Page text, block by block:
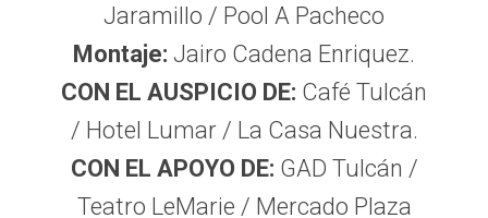
Jaramillo / Pool A Pacheco
Montaje: Jairo Cadena Enriquez.
CON EL AUSPICIO DE: Café Tulcán
/ Hotel Lumar / La Casa Nuestra.
CON EL APOYO DE: GAD Tulcán /
Teatro LeMarie / Mercado Plaza